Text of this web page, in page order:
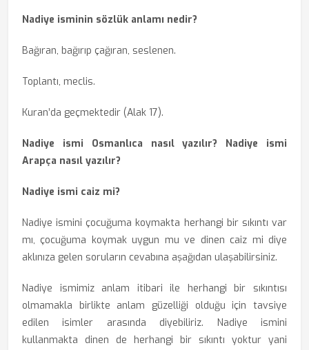
Nadiye isminin sözlük anlamı nedir?
Bağıran, bağırıp çağıran, seslenen.
Toplantı, meclis.
Kuran’da geçmektedir (Alak 17).
Nadiye ismi Osmanlıca nasıl yazılır? Nadiye ismi
Arapça nasıl yazılır?
Nadiye ismi caiz mi?
Nadiye ismini çocuğuma koymakta herhangi bir sıkıntı var
mı, çocuğuma koymak uygun mu ve dinen caiz mi diye
aklınıza gelen soruların cevabına aşağıdan ulaşabilirsiniz.
Nadiye ismimiz anlam itibari ile herhangi bir sıkıntısı
olmamakla birlikte anlam güzelliği olduğu için tavsiye
edilen isimler arasında diyebiliriz. Nadiye ismini
kullanmakta dinen de herhangi bir sıkıntı yoktur yani